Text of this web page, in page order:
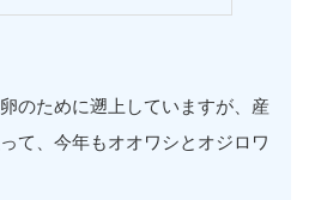
のために遡上していますが、産
て、今年もオオワシとオジロワ